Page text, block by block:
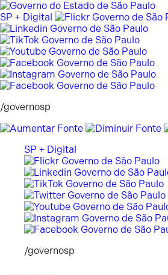
Pular
para
o
conteúdo
SP + Digital
/governosp
SP + Digital
/governosp